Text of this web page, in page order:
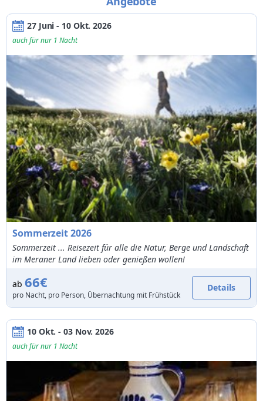
von 4 bis 6 Jahren
von 7 bis 14 Jahren
Erwachsene
*vollendetes Lebensjahr am Tag des Check-outs
02/11/2026
27 Juni - 10 Okt. 2026
auch für nur 1 Nacht
Sommerzeit 2026
Sommerzeit ... Reisezeit für alle die Natur, Berge und Landschaft
im Meraner Land lieben oder genießen wollen!
ab 66€
pro Nacht, pro Person, Übernachtung mit Frühstück
Details
10 Okt. - 03 Nov. 2026
auch für nur 1 Nacht